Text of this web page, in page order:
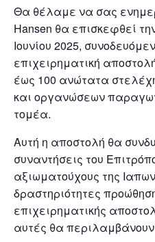
Θα θέλαμε να σας
Hansen θα επισκεφθεί
Ιουνίου 2025,
επιχειρηματική
έως 100 ανώτατα
και οργανώσεων
τομέα.
Αυτή η αποστολή θα
συναντήσεις του
αξιωματούχους της
δραστηριότητες
επιχειρηματικής
αυτές θα